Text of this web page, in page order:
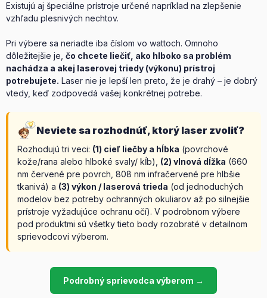
Existujú aj špeciálne prístroje určené napríklad na zlepšenie
vzhľadu plesnivých nechtov.
Pri výbere sa neriadte iba číslom vo wattoch. Omnoho
dôležitejšie je, čo chcete liečiť, ako hlboko sa problém
nachádza a akej laserovej triedy (výkonu) prístroj
potrebujete. Laser nie je lepší len preto, že je drahý – je dobrý
vtedy, keď zodpovedá vašej konkrétnej potrebe.
Neviete sa rozhodnúť, ktorý laser zvoliť?
Rozhodujú tri veci: (1) cieľ liečby a hĺbka (povrchové
kože/rana alebo hlboké svaly/ kĺb), (2) vlnová dĺžka (660
nm červené pre povrch, 808 nm infračervené pre hlbšie
tkanivá) a (3) výkon / laserová trieda (od jednoduchých
modelov bez potreby ochranných okuliarov až po silnejšie
prístroje vyžadujúce ochranu očí). V podrobnom výbere
pod produktmi sú všetky tieto body rozobraté v detailnom
sprievodcovi výberom.
Podrobný sprievodca výberom →